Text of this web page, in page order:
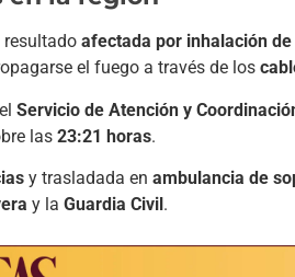
resultado afectada por inhalación
el fuego a través de los
Servicio de Atención y
las 23:21 horas.
y trasladada en ambulancia de
y la Guardia Civil .